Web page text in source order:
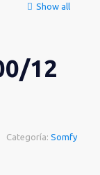
Show all
12
Categoría: Somfy